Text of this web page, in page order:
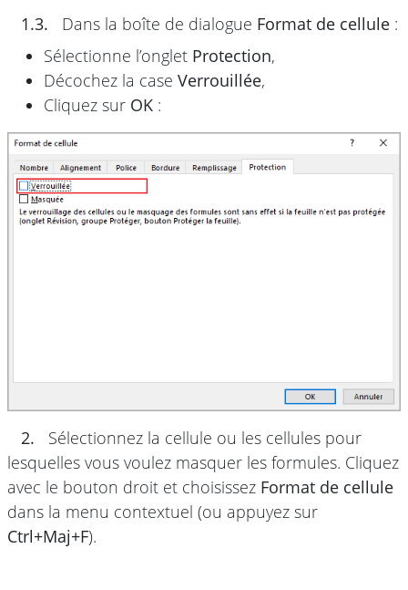
1.3. Dans la boîte de dialogue Format de cellule :
Sélectionne l’onglet Protection,
Décochez la case Verrouillée,
Cliquez sur OK :
2.
Sélectionnez la cellule ou les cellules pour
lesquelles vous voulez masquer les formules. Cliquez
avec le bouton droit et choisissez Format de cellule
dans la menu contextuel (ou appuyez sur
Ctrl+Maj+F).